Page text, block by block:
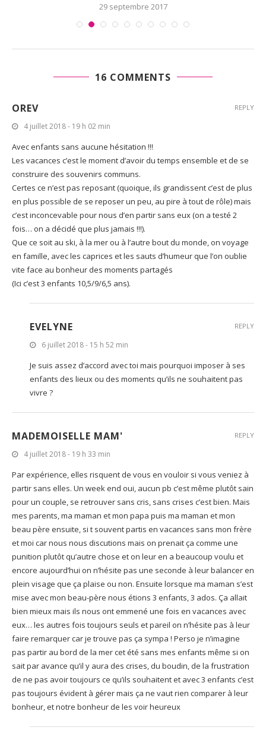
29 septembre 2017
16 COMMENTS
OREV
4 juillet 2018 - 19 h 02 min
Avec enfants sans aucune hésitation !!!
Les vacances c’est le moment d’avoir du temps ensemble et de se
construire des souvenirs communs.
Certes ce n’est pas reposant (quoique, ils grandissent c’est de plus
en plus possible de se reposer un peu, au pire à tout de rôle) mais
c’est inconcevable pour nous d’en partir sans eux (on a testé 2
fois… on a décidé que plus jamais !!!).
Que ce soit au ski, à la mer ou à l’autre bout du monde, on voyage
en famille, avec les caprices et les sauts d’humeur que l’on oublie
vite face au bonheur des moments partagés
(Ici c’est 3 enfants 10,5/9/6,5 ans).
REPLY
EVELYNE
6 juillet 2018 - 15 h 52 min
Je suis assez d’accord avec toi mais pourquoi imposer à ses
enfants des lieux ou des moments qu’ils ne souhaitent pas
vivre ?
REPLY
MADEMOISELLE MAM'
4 juillet 2018 - 19 h 33 min
Par expérience, elles risquent de vous en vouloir si vous veniez à
partir sans elles. Un week end oui, aucun pb c’est même plutôt sain
pour un couple, se retrouver sans cris, sans crises c’est bien. Mais
mes parents, ma maman et mon papa puis ma maman et mon
beau père ensuite, si t souvent partis en vacances sans mon frère
et moi car nous nous discutions mais on prenait ça comme une
punition plutôt qu’autre chose et on leur en a beaucoup voulu et
encore aujourd’hui on n’hésite pas une seconde à leur balancer en
plein visage que ça plaise ou non. Ensuite lorsque ma maman s’est
mise avec mon beau-père nous étions 3 enfants, 3 ados. Ça allait
bien mieux mais ils nous ont emmené une fois en vacances avec
eux… les autres fois toujours seuls et pareil on n’hésite pas à leur
faire remarquer car je trouve pas ça sympa ! Perso je n’imagine
pas partir au bord de la mer cet été sans mes enfants même si on
sait par avance qu’il y aura des crises, du boudin, de la frustration
de ne pas avoir toujours ce qu’ils souhaitent et avec 3 enfants c’est
pas toujours évident à gérer mais ça ne vaut rien comparer à leur
bonheur, et notre bonheur de les voir heureux
REPLY